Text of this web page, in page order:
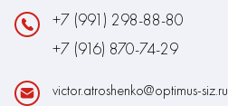
+7 (991) 298-88-80
+7 (916) 870-74-29
victor.atroshenko@optimus-siz.ru